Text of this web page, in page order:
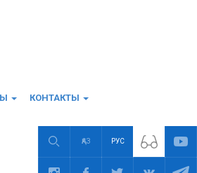
КОНТАКТЫ
ҚАЗ РУС